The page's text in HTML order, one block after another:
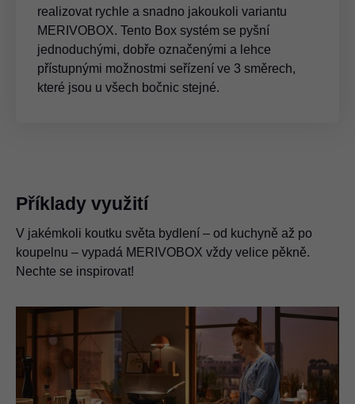
realizovat rychle a snadno jakoukoli variantu
MERIVOBOX. Tento Box systém se pyšní
jednoduchými, dobře označenými a lehce
přístupnými možnostmi seřízení ve 3 směrech,
které jsou u všech bočnic stejné.
Příklady využití
V jakémkoli koutku světa bydlení – od kuchyně až po
koupelnu – vypadá MERIVOBOX vždy velice pěkně.
Nechte se inspirovat!